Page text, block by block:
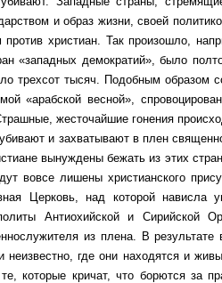
и образ жизни, своей
христиан. Так произошло,
«западных демократий», было
трехсот тысяч. Подобным образом
«арабской весной»,
жесточайшие гонения
и захватывают в плен
вынуждены бежать из этих
вовсе лишены христианского
Церковь, над которой нависла
Антиохийской и Сирийской
из плена. В
неизвестно, где они находятся и
которые кричат, что борются за